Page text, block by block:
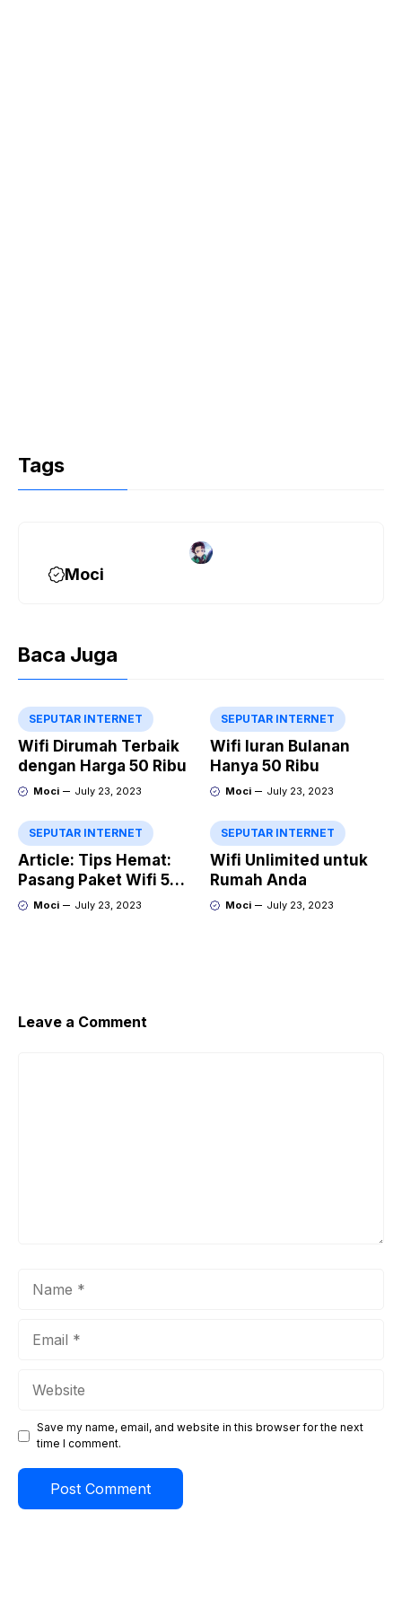
Tags
Moci
Baca Juga
SEPUTAR INTERNET
Wifi Dirumah Terbaik
dengan Harga 50 Ribu
Moci July 23, 2023
SEPUTAR INTERNET
Wifi Iuran Bulanan
Hanya 50 Ribu
Moci July 23, 2023
SEPUTAR INTERNET
Article: Tips Hemat:
Pasang Paket Wifi 50
Ribu/Bulan
Moci July 23, 2023
SEPUTAR INTERNET
Wifi Unlimited untuk
Rumah Anda
Moci July 23, 2023
Leave a Comment
Save my name, email, and website in this browser for the next
time I comment.